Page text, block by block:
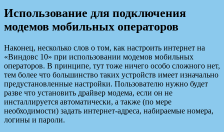
Использование для подключения
модемов мобильных операторов
Наконец, несколько слов о том, как настроить интернет на
«Виндовс 10» при использовании модемов мобильных
операторов. В принципе, тут тоже ничего особо сложного нет,
тем более что большинство таких устройств имеет изначально
предустановленные настройки. Пользователю нужно будет
разве что установить драйвер модема, если он не
инсталлируется автоматически, а также (по мере
необходимости) задать интернет-адреса, набираемые номера,
логины и пароли.